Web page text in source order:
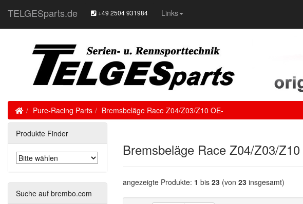
TELGESparts.de +49 2504 931984 Links
HomePure-Racing Parts Bremsbeläge Race Z04/Z03/Z10 OE-
Bremsbeläge Race Z04/Z03/
angezeigte Produkte: 1 bis 23 (von 23 insgesamt)
Produkte Finder
Suche auf brembo.com